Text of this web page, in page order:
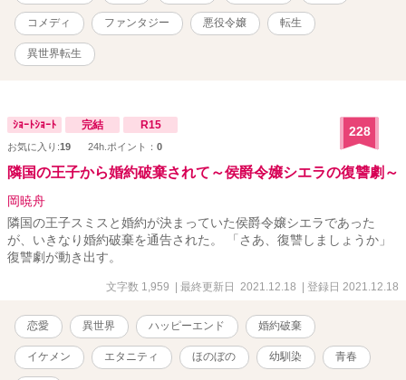
コメディ ファンタジー 悪役令嬢 転生
異世界転生
ｼｮｰﾄｼｮｰﾄ 完結 R15
お気に入り:19 24h.ポイント： 0
228
隣国の王子から婚約破棄されて～侯爵令嬢シエラの復讐劇～
岡暁舟
隣国の王子スミスと婚約が決まっていた侯爵令嬢シエラであった
が、いきなり婚約破棄を通告された。 「さあ、復讐しましょうか」
復讐劇が動き出す。
文字数 1,959 | 最終更新日 2021.12.18 | 登録日 2021.12.18
恋愛 異世界 ハッピーエンド 婚約破棄
イケメン エタニティ ほのぼの 幼馴染 青春